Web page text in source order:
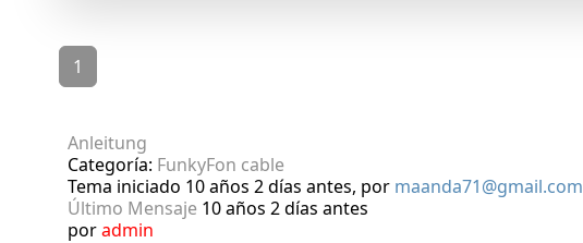
1
Anleitung
Categoría: FunkyFon cable
Tema iniciado 10 años 2 días antes, por maanda71@gmail.com
Último Mensaje 10 años 2 días antes
poradmin